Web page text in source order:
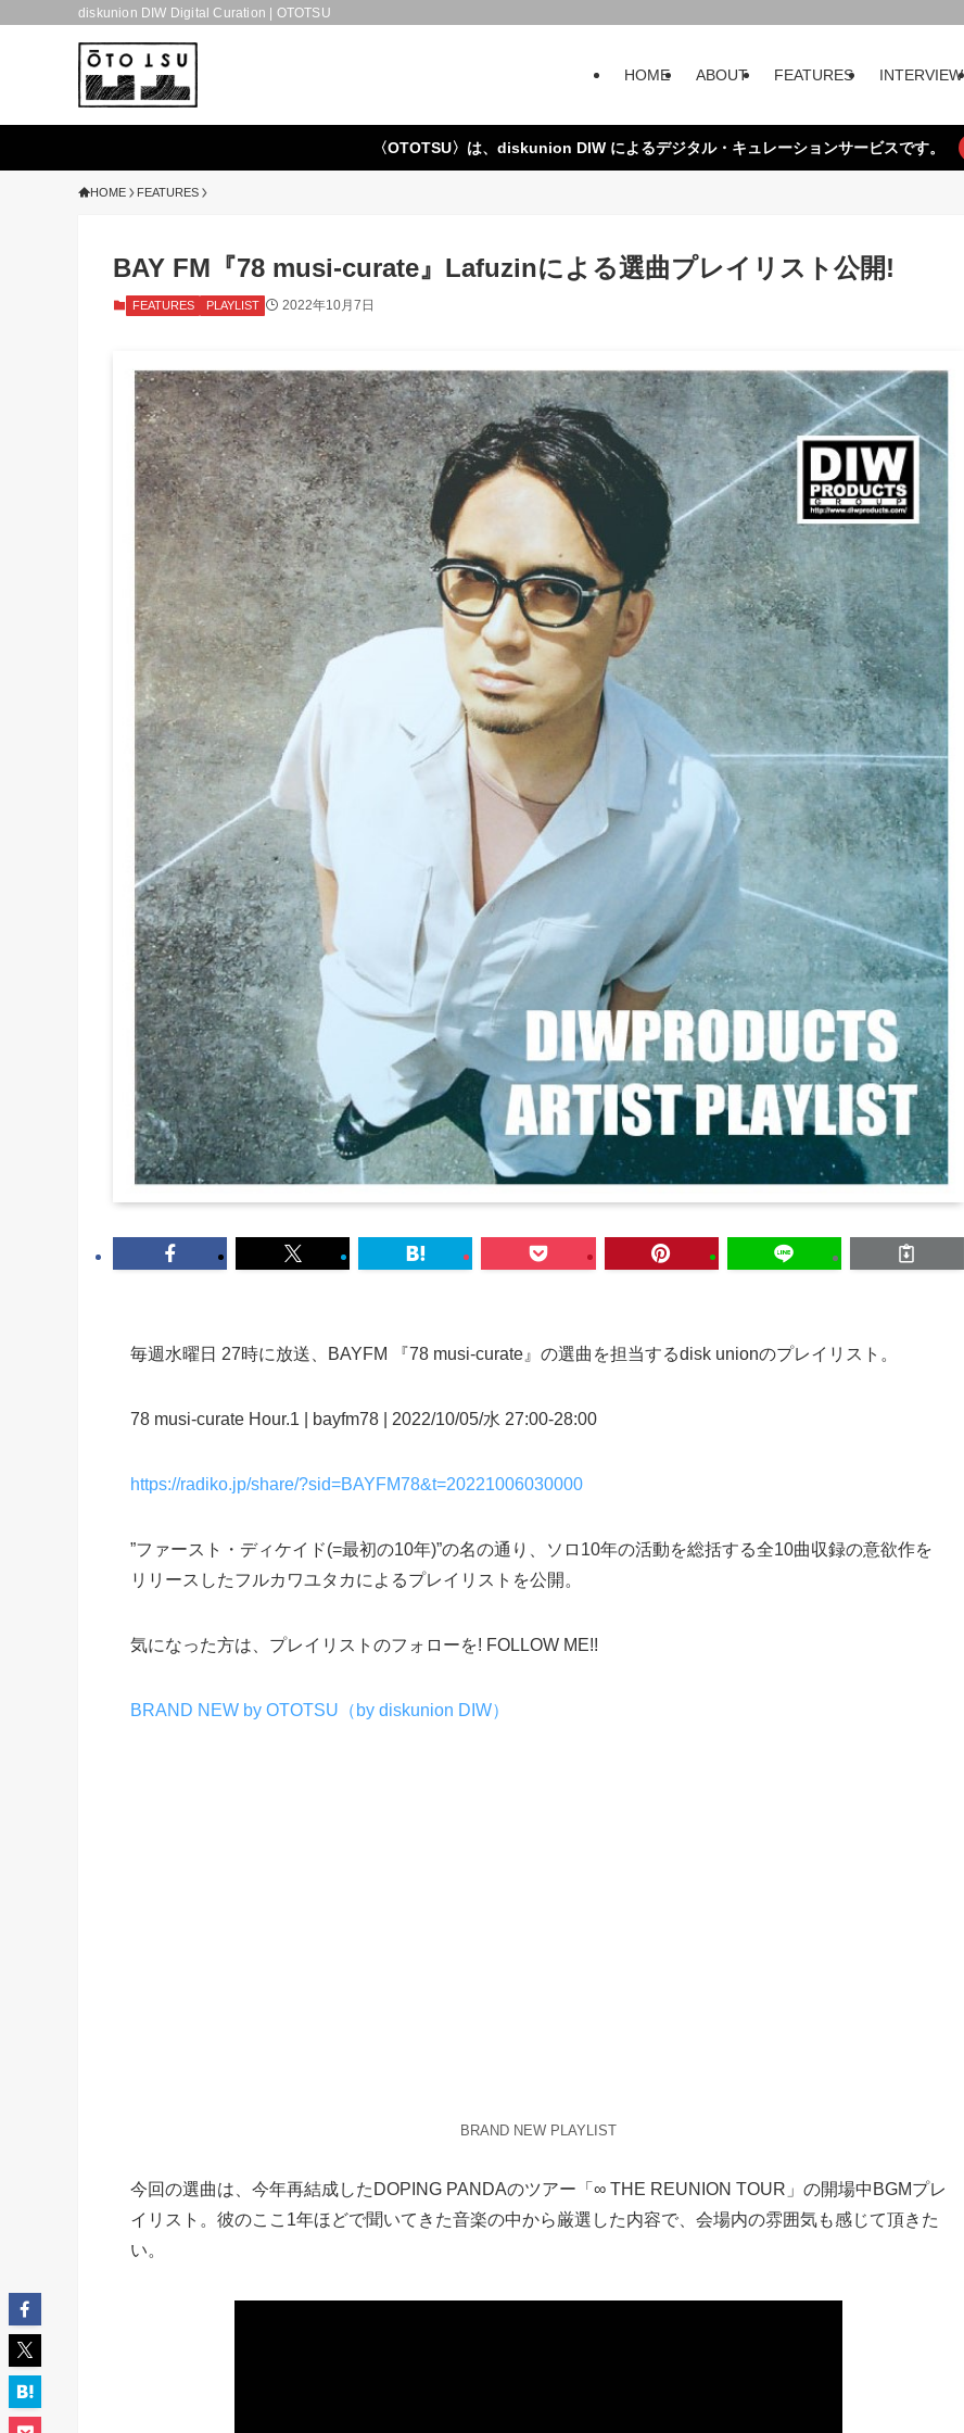
diskunion DIW Digital Curation | OTOTSU
HOME ABOUT FEATURES INTERVIEW
〈OTOTSU〉は、diskunion DIW によるデジタル・キュレーションサービスです。
HOME FEATURES
BAY FM『78 musi-curate』Lafuzinによる選曲プレイリスト公開!
FEATURES PLAYLIST 2022年10月7日
毎週水曜日 27時に放送、BAYFM 『78 musi-curate』の選曲を担当するdisk unionのプレイリスト。
78 musi-curate Hour.1 | bayfm78 | 2022/10/05/水 27:00-28:00
https://radiko.jp/share/?sid=BAYFM78&t=20221006030000
”ファースト・ディケイド(=最初の10年)”の名の通り、ソロ10年の活動を総括する全10曲収録の意欲作を
リリースしたフルカワユタカによるプレイリストを公開。
気になった方は、プレイリストのフォローを! FOLLOW ME!!
BRAND NEW by OTOTSU（by diskunion DIW）
BRAND NEW PLAYLIST
今回の選曲は、今年再結成したDOPING PANDAのツアー「∞ THE REUNION TOUR」の開場中BGMプレ
イリスト。彼のここ1年ほどで聞いてきた音楽の中から厳選した内容で、会場内の雰囲気も感じて頂きた
い。